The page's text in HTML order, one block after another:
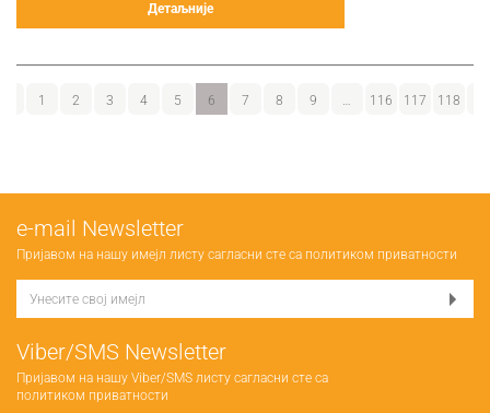
Детаљније
1 2 3 4 5 6 7 8 9 116 117 118
е-mail Newsletter
Пријавом на нашу имејл листу сагласни сте са политиком приватности
Viber/SMS Newsletter
Пријавом на нашу Viber/SMS листу сагласни сте са
политиком приватности